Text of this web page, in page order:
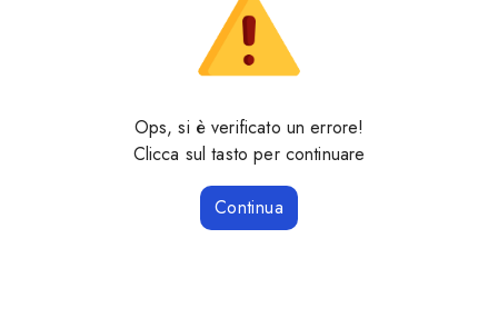
Ops, si è verificato un errore!
Clicca sul tasto per continuare
Continua